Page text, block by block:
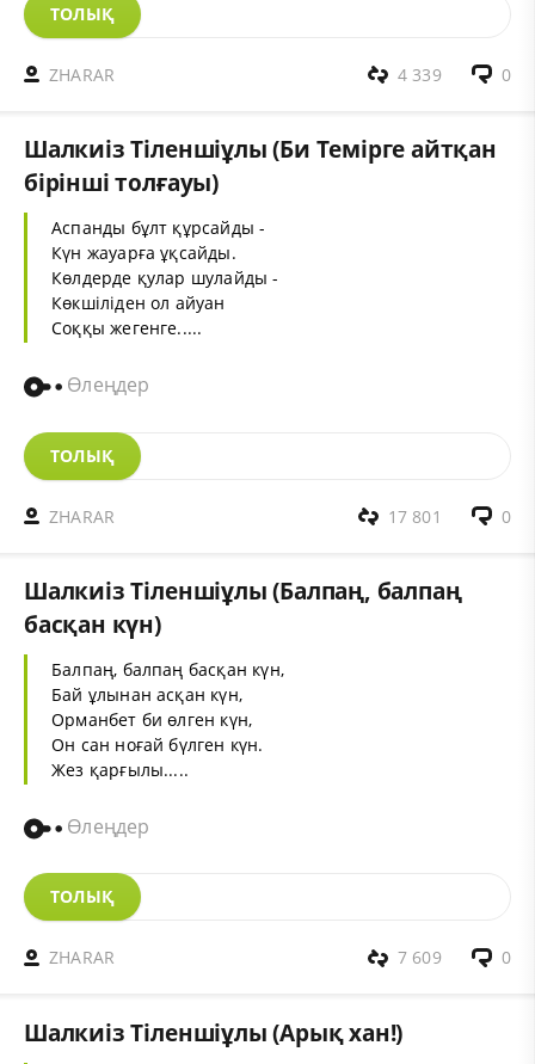
ТОЛЫҚ
ZHARAR 0
4 339
Шалкиіз Тіленшіұлы (Би Темірге айтқан
бірінші толғауы)
Аспанды бұлт құрсайды -
Күн жауарға ұқсайды.
Көлдерде қулар шулайды -
Көкшіліден ол айуан
Соққы жегенге.....
Өлеңдер
ТОЛЫҚ
ZHARAR 0
17 801
Шалкиіз Тіленшіұлы (Балпаң, балпаң
басқан күн)
Балпаң, балпаң басқан күн,
Бай ұлынан асқан күн,
Орманбет би өлген күн,
Он сан ноғай бүлген күн.
Жез қарғылы.....
Өлеңдер
ТОЛЫҚ
ZHARAR 0
7 609
Шалкиіз Тіленшіұлы (Арық хан!)